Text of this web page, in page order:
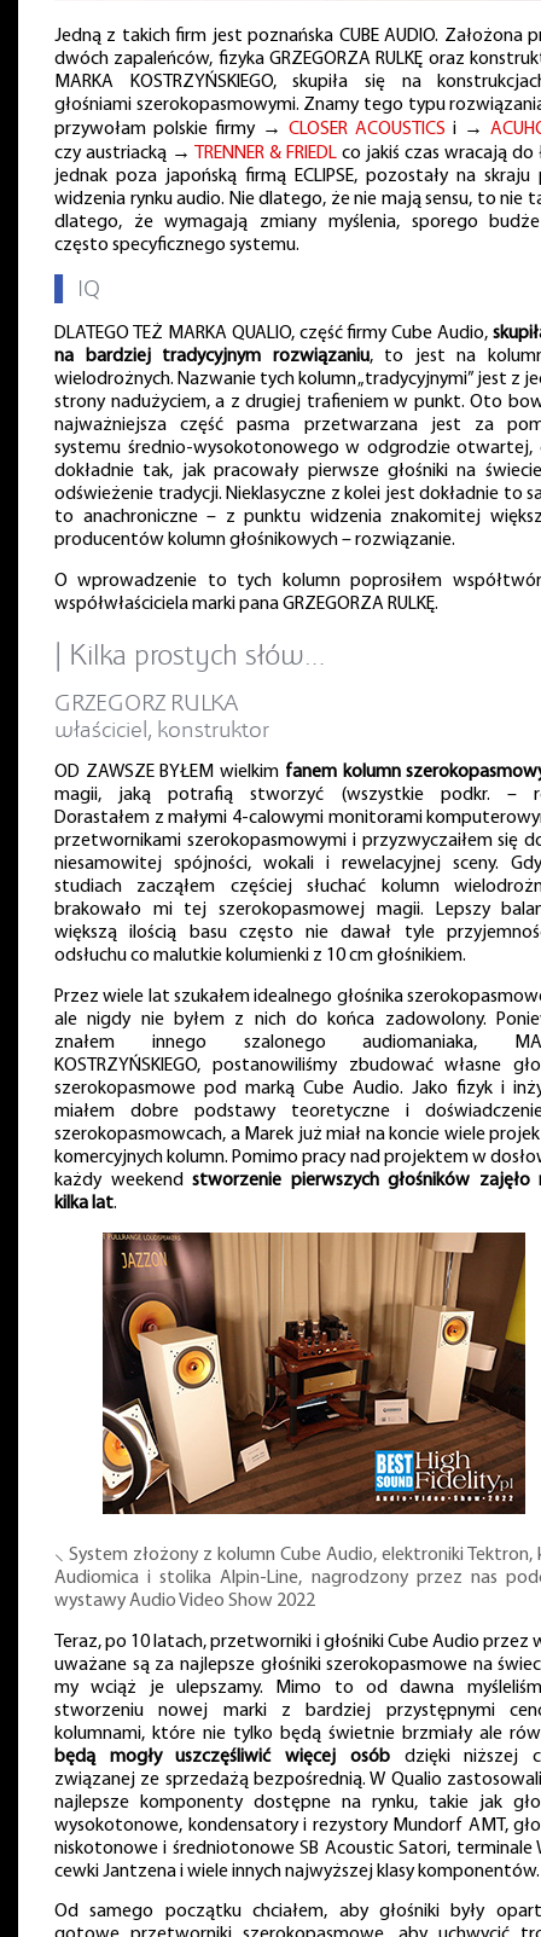
Jedną z takich firm jest poznańska CUBE AUDIO. Założona
dwóch zapaleńców, fizyka GRZEGORZA RULKĘ oraz
MARKA KOSTRZYŃSKIEGO, skupiła się na
głośniami szerokopasmowymi. Znamy tego typu
przywołam polskie firmy → CLOSER ACOUSTICS i →
czy austriacką →
TRENNER & FRIEDL co jakiś czas wracają do
jednak poza japońską firmą ECLIPSE, pozostały na skraju
widzenia rynku audio. Nie dlatego, że nie mają sensu, to nie
dlatego, że wymagają zmiany myślenia, sporego
często specyficznego systemu.
IQ
DLATEGO TEŻ MARKA QUALIO, część firmy Cube Audio,
na bardziej tradycyjnym rozwiązaniu, to jest na
wielodrożnych. Nazwanie tych kolumn „tradycyjnymi” jest z
strony nadużyciem, a z drugiej trafieniem w punkt. Oto
najważniejsza część pasma przetwarzana jest za
systemu średnio-wysokotonowego w odgrodzie otwartej,
dokładnie tak, jak pracowały pierwsze głośniki na
odświeżenie tradycji. Nieklasyczne z kolei jest dokładnie to
to anachroniczne – z punktu widzenia znakomitej
producentów kolumn głośnikowych – rozwiązanie.
O wprowadzenie to tych kolumn poprosiłem
współwłaściciela marki pana GRZEGORZA RULKĘ.
| Kilka prostych słów…
GRZEGORZ RULKA
właściciel, konstruktor
OD ZAWSZE BYŁEM wielkim fanem kolumn
magii, jaką potrafią stworzyć (wszystkie podkr. –
Dorastałem z małymi 4-calowymi monitorami
przetwornikami szerokopasmowymi i przyzwyczaiłem się
niesamowitej spójności, wokali i rewelacyjnej sceny.
studiach zacząłem częściej słuchać kolumn
brakowało mi tej szerokopasmowej magii. Lepszy
większą ilością basu często nie dawał tyle
odsłuchu co malutkie kolumienki z 10 cm głośnikiem.
Przez wiele lat szukałem idealnego głośnika
ale nigdy nie byłem z nich do końca zadowolony.
znałem innego szalonego audiomaniaka,
KOSTRZYŃSKIEGO, postanowiliśmy zbudować własne
szerokopasmowe pod marką Cube Audio. Jako fizyk i
miałem dobre podstawy teoretyczne i
szerokopasmowcach, a Marek już miał na koncie wiele
komercyjnych kolumn. Pomimo pracy nad projektem w
każdy weekend stworzenie pierwszych głośników zajęło
kilka lat.
⸜ System złożony z kolumn Cube Audio, elektroniki Tektron,
Audiomica i stolika Alpin-Line, nagrodzony przez nas
wystawy Audio Video Show 2022
Teraz, po 10 latach, przetworniki i głośniki Cube Audio przez
uważane są za najlepsze głośniki szerokopasmowe na
my wciąż je ulepszamy. Mimo to od dawna
stworzeniu nowej marki z bardziej przystępnymi
kolumnami, które nie tylko będą świetnie brzmiały ale
będą mogły uszczęśliwić więcej osóbdzięki niższej
związanej ze sprzedażą bezpośrednią. W Qualio
najlepsze komponenty dostępne na rynku, takie jak
wysokotonowe, kondensatory i rezystory Mundorf AMT,
niskotonowe i średniotonowe SB Acoustic Satori, terminale
cewki Jantzena i wiele innych najwyższej klasy komponentów.
Od samego początku chciałem, aby głośniki były